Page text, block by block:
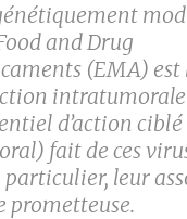
and Drug
(EMA) est
intratumorale
d’action
fait de ces
leur
prometteuse.